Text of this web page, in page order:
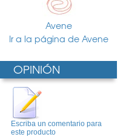
Avene
Ir a la página de Avene
OPINIÓN
Escriba un comentario para
este producto